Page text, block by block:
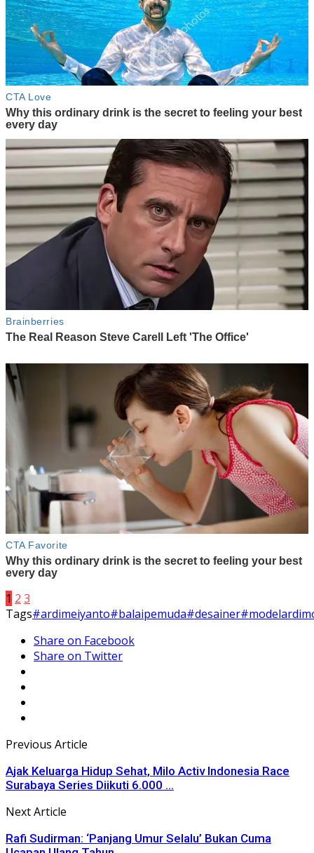
1 2 3
Tags#ardimeiyanto#balaipemuda#desainer#model
Share on Facebook
Share on Twitter
Previous Article
Ajak Keluarga Hidup Sehat, Milo Activ Indonesia Race
Surabaya Series Diikuti 6.000 ...
Next Article
Rafi Sudirman: ‘Panjang Umur Selalu’ Bukan Cuma